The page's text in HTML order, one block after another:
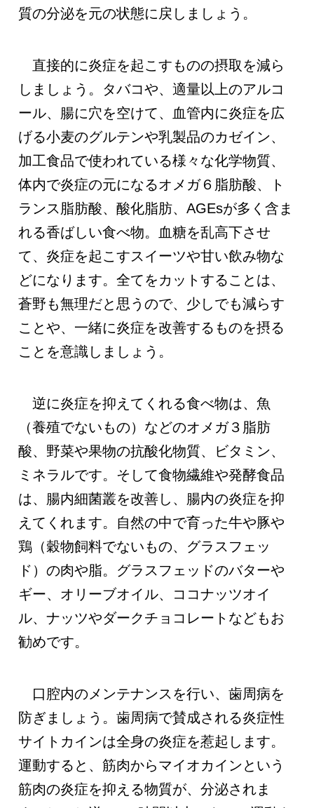
質の分泌を元の状態に戻しましょう。
直接的に炎症を起こすものの摂取を減ら
しましょう。タバコや、適量以上のアルコ
ール、腸に穴を空けて、血管内に炎症を広
げる小麦のグルテンや乳製品のカゼイン、
加工食品で使われている様々な化学物質、
体内で炎症の元になるオメガ６脂肪酸、ト
ランス脂肪酸、酸化脂肪、AGEsが多く含ま
れる香ばしい食べ物。血糖を乱高下させ
て、炎症を起こすスイーツや甘い飲み物な
どになります。全てをカットすることは、
蒼野も無理だと思うので、少しでも減らす
ことや、一緒に炎症を改善するものを摂る
ことを意識しましょう。
逆に炎症を抑えてくれる食べ物は、魚
（養殖でないもの）などのオメガ３脂肪
酸、野菜や果物の抗酸化物質、ビタミン、
ミネラルです。そして食物繊維や発酵食品
は、腸内細菌叢を改善し、腸内の炎症を抑
えてくれます。自然の中で育った牛や豚や
鶏（穀物飼料でないもの、グラスフェッ
ド）の肉や脂。グラスフェッドのバターや
ギー、オリーブオイル、ココナッツオイ
ル、ナッツやダークチョコレートなどもお
勧めです。
口腔内のメンテナンスを行い、歯周病を
防ぎましょう。歯周病で賛成される炎症性
サイトカインは全身の炎症を惹起します。
運動すると、筋肉からマイオカインという
筋肉の炎症を抑える物質が、分泌されま